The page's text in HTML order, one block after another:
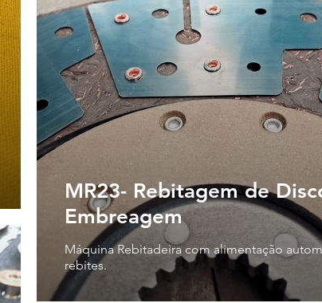
MR23- Rebitagem de
Embreagem
Máquina Rebitadeira com alimentação
rebites.